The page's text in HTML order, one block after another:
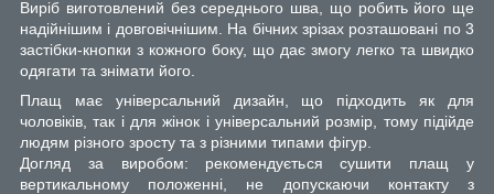
Виріб виготовлений без середнього шва, що робить його ще
надійнішим і довговічнішим. На бічних зрізах розташовані по 3
застібки-кнопки з кожного боку, що дає змогу легко та швидко
одягати та знімати його.
Плащ має універсальний дизайн, що підходить як для
чоловіків, так і для жінок і універсальний розмір, тому підійде
людям різного зросту та з різними типами фігур.
Догляд за виробом: рекомендується сушити плащ у
вертикальному положенні, не допускаючи контакту з